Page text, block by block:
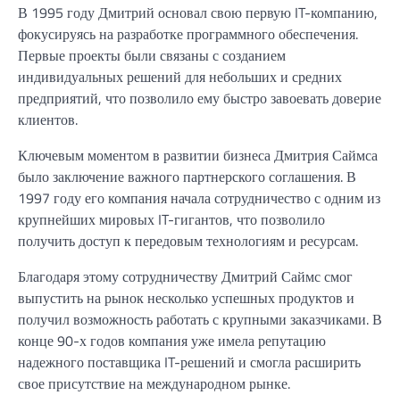
В 1995 году Дмитрий основал свою первую IT-компанию,
фокусируясь на разработке программного обеспечения.
Первые проекты были связаны с созданием
индивидуальных решений для небольших и средних
предприятий, что позволило ему быстро завоевать доверие
клиентов.
Ключевым моментом в развитии бизнеса Дмитрия Саймса
было заключение важного партнерского соглашения. В
1997 году его компания начала сотрудничество с одним из
крупнейших мировых IT-гигантов, что позволило
получить доступ к передовым технологиям и ресурсам.
Благодаря этому сотрудничеству Дмитрий Саймс смог
выпустить на рынок несколько успешных продуктов и
получил возможность работать с крупными заказчиками. В
конце 90-х годов компания уже имела репутацию
надежного поставщика IT-решений и смогла расширить
свое присутствие на международном рынке.